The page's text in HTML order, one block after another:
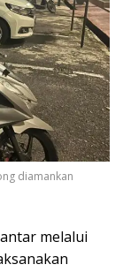
diamankan
melalui